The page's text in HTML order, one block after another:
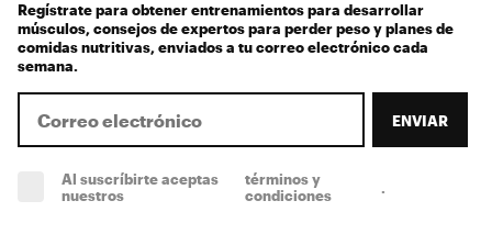
Regístrate para obtener entrenamientos para desarrollar
músculos, consejos de expertos para perder peso y planes de
comidas nutritivas, enviados a tu correo electrónico cada
semana.
ENVIAR
Al suscríbirte aceptas
nuestros
términos y
condiciones